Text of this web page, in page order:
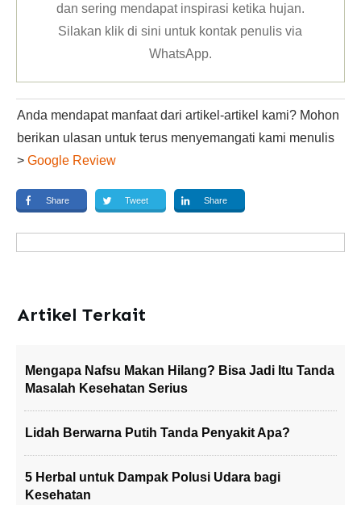
dan sering mendapat inspirasi ketika hujan.
Silakan klikdi sini untuk kontak penulis via
WhatsApp.
Anda mendapat manfaat dari artikel-artikel kami? Mohon
berikan ulasan untuk terus menyemangati kami menulis
> Google Review
Share Tweet Share
Artikel Terkait
Mengapa Nafsu Makan Hilang? Bisa Jadi Itu Tanda
Masalah Kesehatan Serius
Lidah Berwarna Putih Tanda Penyakit Apa?
5 Herbal untuk Dampak Polusi Udara bagi
Kesehatan